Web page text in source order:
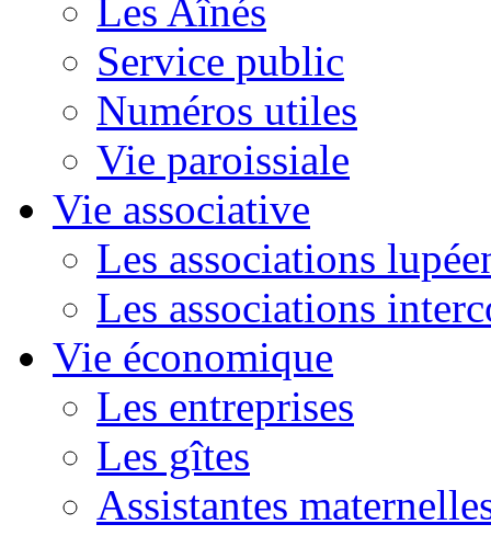
Les Aînés
Service public
Numéros utiles
Vie paroissiale
Vie associative
Les associations
Les associations
Vie économique
Les entreprises
Les gîtes
Assistantes